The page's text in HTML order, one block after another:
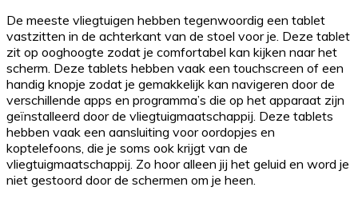
De meeste vliegtuigen hebben tegenwoordig een tablet
vastzitten in de achterkant van de stoel voor je. Deze tablet
zit op ooghoogte zodat je comfortabel kan kijken naar het
scherm. Deze tablets hebben vaak een touchscreen of een
handig knopje zodat je gemakkelijk kan navigeren door de
verschillende apps en programma’s die op het apparaat zijn
geïnstalleerd door de vliegtuigmaatschappij. Deze tablets
hebben vaak een aansluiting voor oordopjes en
koptelefoons, die je soms ook krijgt van de
vliegtuigmaatschappij. Zo hoor alleen jij het geluid en word je
niet gestoord door de schermen om je heen.